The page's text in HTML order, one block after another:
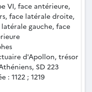
VI, face antérieure,
face latérale droite,
gauche, face
d'Apollon, trésor
SD 223
: 1122 ; 1219